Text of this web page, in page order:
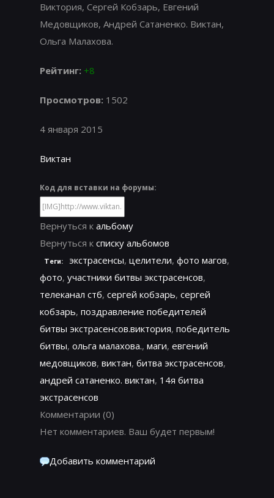
Виктория, Сергей Кобзарь, Евгений
Медовщиков, Андрей Сатаненко. Виктан,
Ольга Малахова.
Рейтинг: +8
Просмотров: 1502
4 января 2015
Виктан
Код для вставки на форумы:
Вернуться к альбому
Вернуться к списку альбомов
Теги: экстрасенсы, целители, фото магов,
фото, участники битвы экстрасенсов,
телеканал стб, сергей кобзарь, сергей
кобзарь, поздравление победителей
битвы экстрасенсов.виктория, победитель
битвы, ольга малахова., маги, евгений
медовщиков, виктан, битва экстрасенсов,
андрей сатаненко. виктан, 14я битва
экстрасенсов
Комментарии (0)
Нет комментариев. Ваш будет первым!
Добавить комментарий